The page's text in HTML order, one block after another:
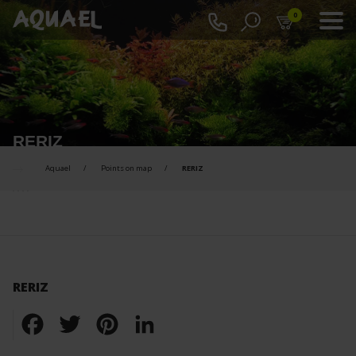
0
RERIZ
Aquael Points on map RERIZ
RERIZ
FacebookTwitter Pinterest